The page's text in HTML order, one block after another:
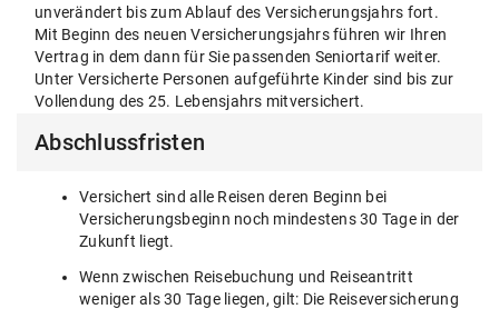
unverändert bis zum Ablauf des Versicherungsjahrs fort.
Mit Beginn des neuen Versicherungsjahrs führen wir Ihren
Vertrag in dem dann für Sie passenden Seniortarif weiter.
Unter Versicherte Personen aufgeführte Kinder sind bis zur
Vollendung des 25. Lebensjahrs mitversichert.
Abschlussfristen
Versichert sind alle Reisen deren Beginn bei
Versicherungsbeginn noch mindestens 30 Tage in der
Zukunft liegt.
Wenn zwischen Reisebuchung und Reiseantritt
weniger als 30 Tage liegen, gilt: Die Reiseversicherung